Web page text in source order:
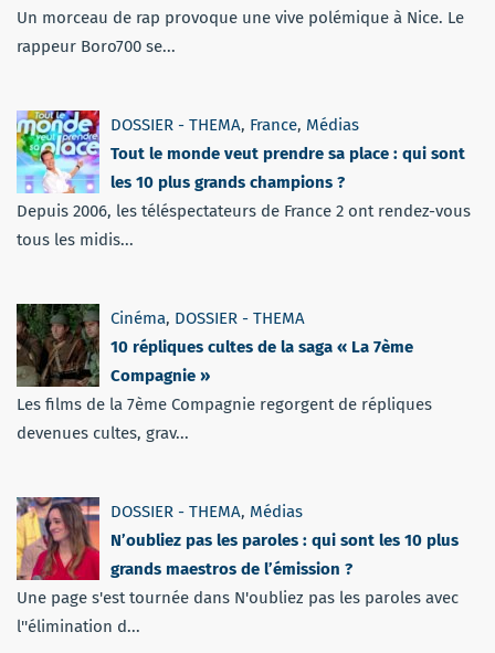
Un morceau de rap provoque une vive polémique à Nice. Le
rappeur Boro700 se...
DOSSIER - THEMA, France, Médias
Tout le monde veut prendre sa place : qui sont
les 10 plus grands champions ?
Depuis 2006, les téléspectateurs de France 2 ont rendez-vous
tous les midis...
Cinéma, DOSSIER - THEMA
10 répliques cultes de la saga « La 7ème
Compagnie »
Les films de la 7ème Compagnie regorgent de répliques
devenues cultes, grav...
DOSSIER - THEMA, Médias
N’oubliez pas les paroles : qui sont les 10 plus
grands maestros de l’émission ?
Une page s'est tournée dans N'oubliez pas les paroles avec
l''élimination d...